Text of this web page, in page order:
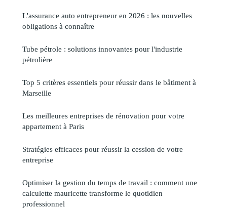
L'assurance auto entrepreneur en 2026 : les nouvelles
obligations à connaître
Tube pétrole : solutions innovantes pour l'industrie
pétrolière
Top 5 critères essentiels pour réussir dans le bâtiment à
Marseille
Les meilleures entreprises de rénovation pour votre
appartement à Paris
Stratégies efficaces pour réussir la cession de votre
entreprise
Optimiser la gestion du temps de travail : comment une
calculette mauricette transforme le quotidien
professionnel